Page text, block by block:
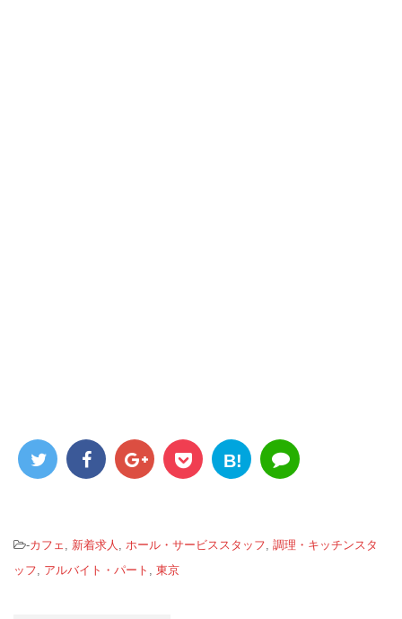
B!
-カフェ 新着求人 ホール・サービススタッフ 調理・キッチンスタ
ッフ
アルバイト・パート 東京